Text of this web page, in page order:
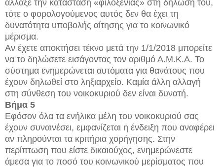
άλλαξε την κατάσταση «φιλοξενίας» στη δήλωσή του,
τότε ο φορολογούμενος αυτός δεν θα έχει τη
δυνατότητα υποβολής αίτησης για το κοινωνικό
μέρισμα.
Αν έχετε αποκτήσει τέκνο μετά την 1/1/2018 μπορείτε
να το δηλώσετε εισάγοντας τον αριθμό Α.Μ.Κ.Α. Το
σύστημα ενημερώνεται αυτόματα για θανάτους που
έχουν δηλωθεί στο ληξιαρχείο. Καμία άλλη αλλαγή
στη σύνθεση του νοικοκυριού δεν είναι δυνατή.
Βήμα 5
Εφόσον όλα τα ενήλικα μέλη του νοικοκυριού σας
έχουν συναινέσει, εμφανίζεται η ένδειξη που αναφέρει
αν πληρούνται τα κριτήρια χορήγησης. Στην
περίπτωση που είστε δικαιούχος, ενημερώνεστε
άμεσα για το ποσό του κοινωνικού μερίσματος που